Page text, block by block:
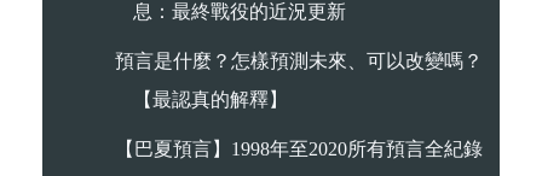
息：最終戰役的近況更新
預言是什麼？怎樣預測未來、可以改變嗎？
【最認真的解釋】
【巴夏預言】1998年至2020所有預言全紀錄